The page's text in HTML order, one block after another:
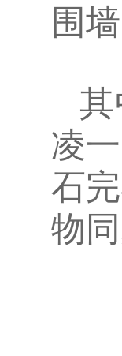
围
凌
石
物